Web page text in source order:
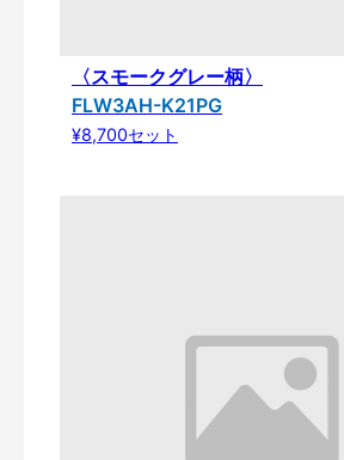
〈スモークグレー柄〉
FLW3AH-K21PG
¥8,700セット